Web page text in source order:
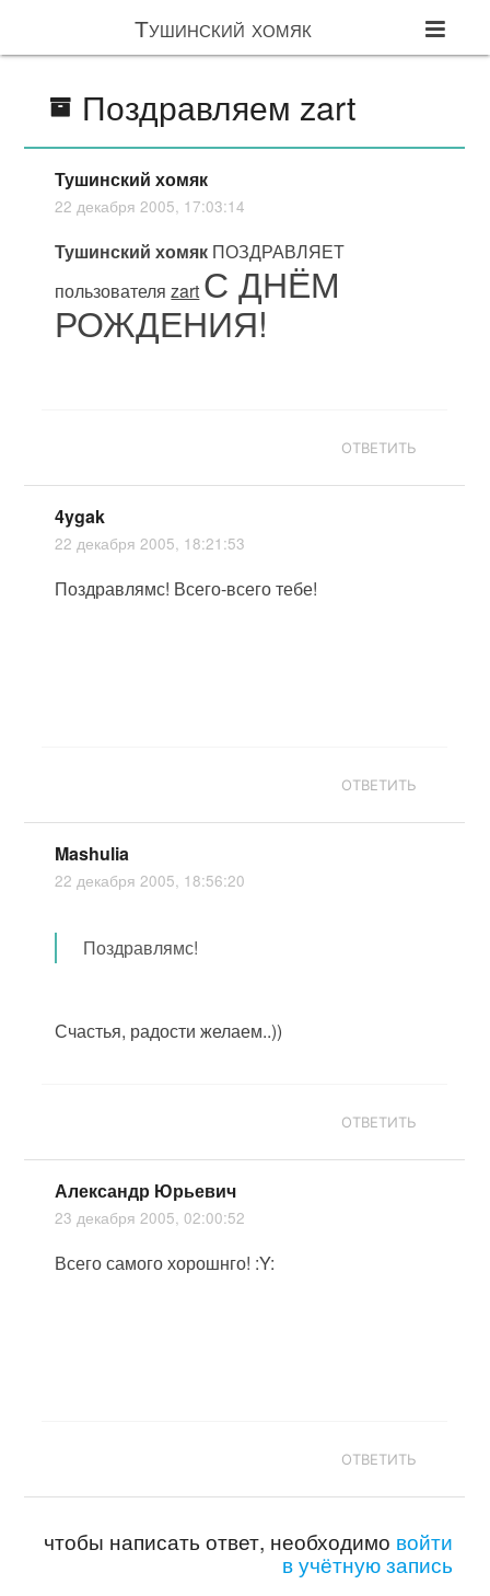
Тушинский хомяк
Поздравляем zart
Тушинский хомяк
22 декабря 2005, 17:03:14
Тушинский хомяк ПОЗДРАВЛЯЕТ
пользователяzart С ДНЁМ
РОЖДЕНИЯ!
ОТВЕТИТЬ
4ygak
22 декабря 2005, 18:21:53
Поздравлямс! Всего-всего тебе!
ОТВЕТИТЬ
Mashulia
22 декабря 2005, 18:56:20
Поздравлямс!
Счастья, радости желаем..))
ОТВЕТИТЬ
Александр Юрьевич
23 декабря 2005, 02:00:52
Всего самого хорошнго! :Y:
ОТВЕТИТЬ
чтобы написать ответ, необходимо войти
в учётную запись